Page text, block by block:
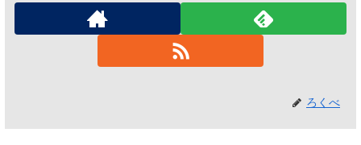
ろくべ